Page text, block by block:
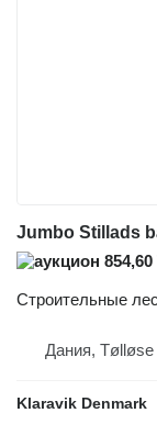
Jumbo Stillads
Строительные
Дания, Tølløse
Klaravik Denmark